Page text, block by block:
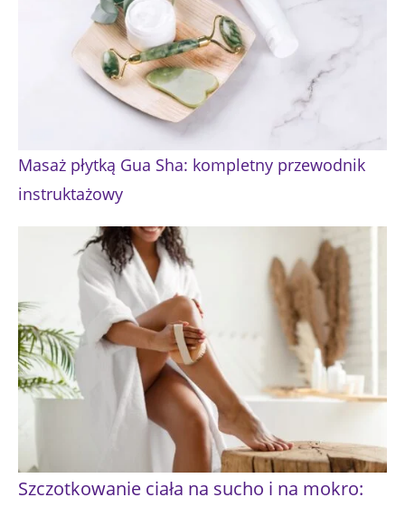
Masaż płytką Gua Sha: kompletny przewodnik
instruktażowy
Szczotkowanie ciała na sucho i na mokro: